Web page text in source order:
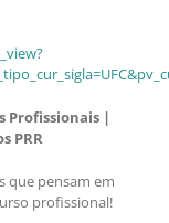
Profissionais |
PRR
que pensam em
profissional!